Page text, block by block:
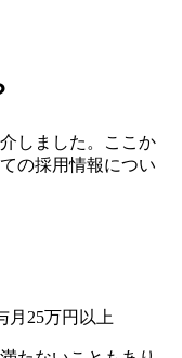
しました。ここか
の採用情報につい
月25万円以上